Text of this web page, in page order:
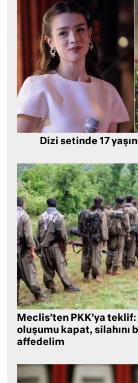
Dizi setinde 17
Meclis’ten PKK’ya
oluşumu kapat, silahını
affedelim